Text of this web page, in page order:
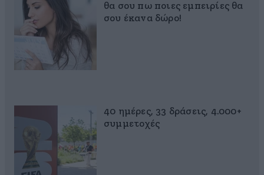
θα σου πω ποιες εμπειρίες θα
σου έκανα δώρο!
40 ημέρες, 33 δράσεις, 4.000+
συμμετοχές